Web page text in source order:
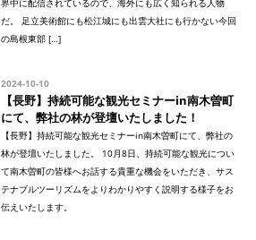
界中に配信されているので、海外にも広く知られる人物
だ。 足立美術館にも松江城にも出雲大社にも行かない今回
の島根東部 […]
2024-10-10
【長野】持続可能な観光セミナーin南木曽町
にて、弊社の林が登壇いたしました！
【長野】持続可能な観光セミナーin南木曽町にて、弊社の
林が登壇いたしました。 10月8日、持続可能な観光につい
て南木曽町の皆様へお話する貴重な機会をいただき、サス
テナブルツーリズムをよりわかりやすく説明する様子をお
伝えいたします。